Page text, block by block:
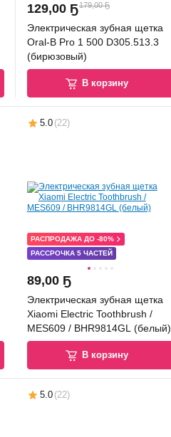
129,00 Ҕ179,00 Ҕ
Электрическая зубная щетка
Oral-B Pro 1 500 D305.513.3
(бирюзовый)
В корзину
5.0 (22)
РАССРОЧКА 5 ЧАСТЕЙ
РАСПРОДАЖА ДО -80%
89,00 Ҕ
Электрическая зубная щетка
Xiaomi Electric Toothbrush /
MES609 / BHR9814GL (белый)
В корзину
5.0 (22)